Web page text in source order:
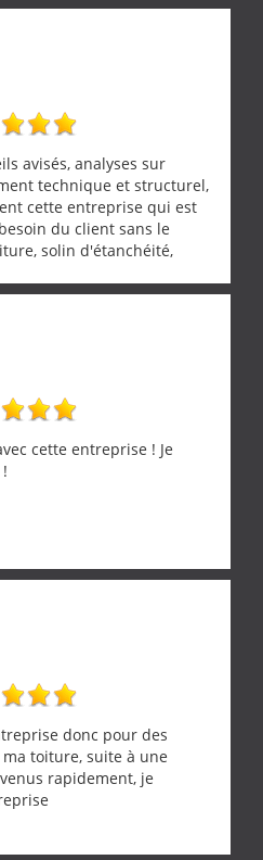
avisés, analyses sur
technique et structurel,
cette entreprise qui est
du client sans le
solin d'étanchéité,
a été parfaitement mis en
confiance assurée.
cette entreprise ! Je
donc pour des
toiture, suite à une
rapidement, je